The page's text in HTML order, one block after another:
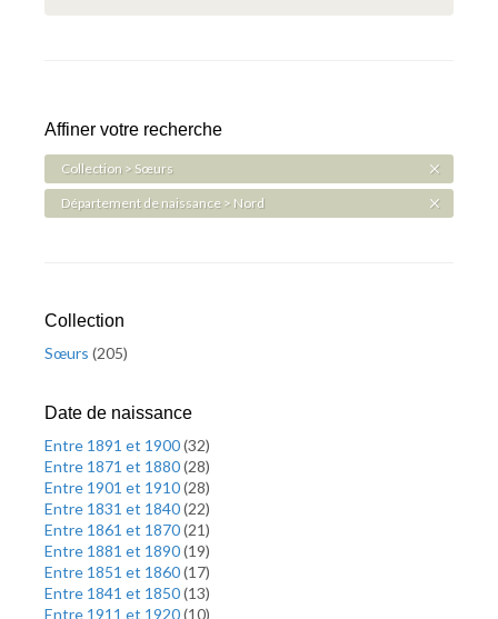
Affiner votre recherche
Collection > Sœurs
Département de naissance > Nord
Collection
Sœurs (205)
Date de naissance
Entre 1891 et 1900(32)
Entre 1871 et 1880(28)
Entre 1901 et 1910(28)
Entre 1831 et 1840(22)
Entre 1861 et 1870(21)
Entre 1881 et 1890(19)
Entre 1851 et 1860(17)
Entre 1841 et 1850(13)
Entre 1911 et 1920(10)